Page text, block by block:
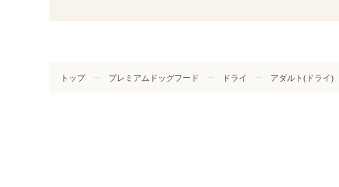
トップ プレミアムドッグフード ドライ アダルト(ドライ)